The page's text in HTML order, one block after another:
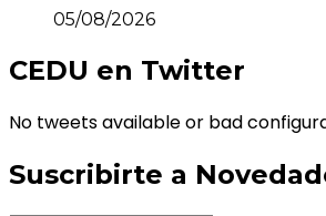
05/08/2026
CEDU en Twitter
No tweets available or bad
Suscribirte a